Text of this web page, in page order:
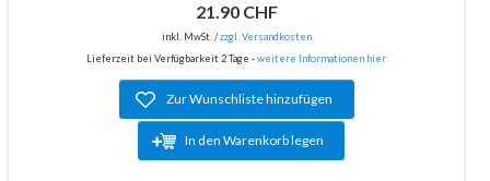
21.90 CHF
inkl. MwSt. /zzgl. Versandkosten
Lieferzeit bei Verfügbarkeit 2 Tage -weitere Informationen hier
Zur Wunschliste hinzufügen
In den Warenkorb legen